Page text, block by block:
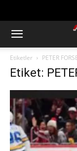
Etiketler PETER
Etiket: